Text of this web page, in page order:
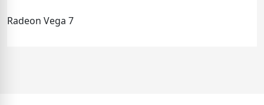
Radeon Vega 7